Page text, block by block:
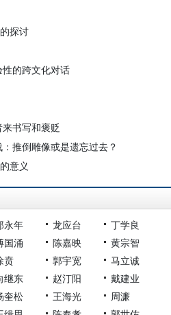
探讨
的跨文化对话
书写和褒贬
推倒雕像或是遗忘过去？
意义
永年 龙应台
丁学良
国涌 陈嘉映
黄宗智
贲 郭宇宽
马立诚
继东 赵汀阳
戴建业
奎松 王海光
周濂